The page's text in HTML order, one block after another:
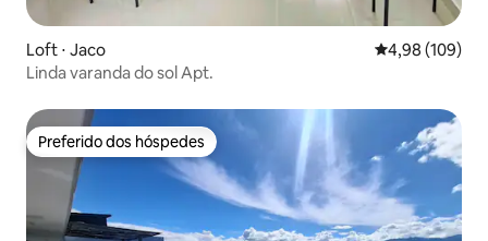
Loft ⋅ Jaco 4,98 de uma
4,98 (109)
Linda varanda do sol Apt.
Preferido dos hóspedes
Preferido dos hóspedes